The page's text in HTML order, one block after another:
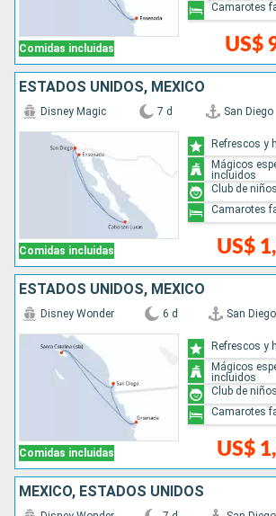
Comidas incluidas US$
Camarotes
ESTADOS UNIDOS, MÉXICO
Comidas incluidas
Disney Magic 7 d San Diego
US$
Refrescos y
Mágicos
incluidos
Club de
Camarotes
ESTADOS UNIDOS, MÉXICO
Comidas incluidas
Disney Wonder 6 d San Diego
US$
Refrescos y
Mágicos
incluidos
Club de
Camarotes
MÉXICO, ESTADOS UNIDOS